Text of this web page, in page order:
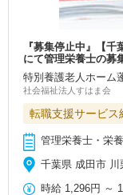
『募集停止中』【
にて管理栄養士の募
特別養護老人ホーム
社会福祉法人すはま会
転職支援サービス
管理栄養士・栄
千葉県 成田市 川
時給 1,296円 ～